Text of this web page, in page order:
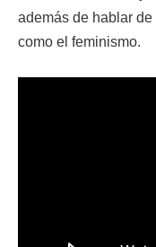
además de hablar
como el feminismo.